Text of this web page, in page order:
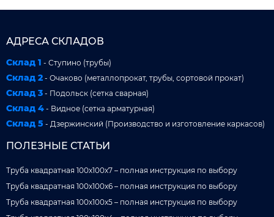
АДРЕСА СКЛАДОВ
Склад 1 - Ступино (трубы)
Склад 2 - Очаково (металлопрокат, трубы, сортовой прокат)
Склад 3 - Подольск (сетка сварная)
Склад 4 - Видное (сетка арматурная)
Склад 5 - Дзержинский (Производство и изготовление каркасов)
ПОЛЕЗНЫЕ СТАТЬИ
Труба квадратная 100x100x7 – полная инструкция по выбору
Труба квадратная 100x100x6 – полная инструкция по выбору
Труба квадратная 100x100x5 – полная инструкция по выбору